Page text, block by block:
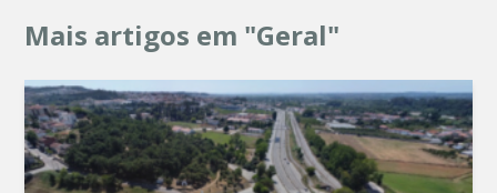
Mais artigos em "Geral"